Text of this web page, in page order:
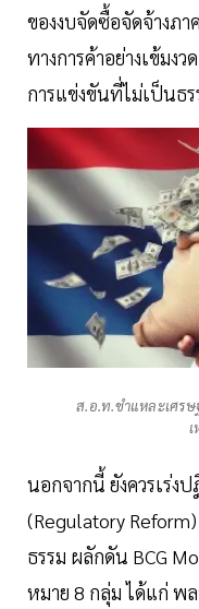
ของงบจัดซื้อจัดจ้างภา
ทางการค้าอย่างเข้มง
การแข่งขันที่ไม่เป็นธร
ส.อ.ท.ชำแหละเศร
นอกจากนี้ ยังควรเร่ง
(Regulatory
ธรรม ผลักดัน BCG
หมาย 8 กลุ่ม ได้แก่ พ